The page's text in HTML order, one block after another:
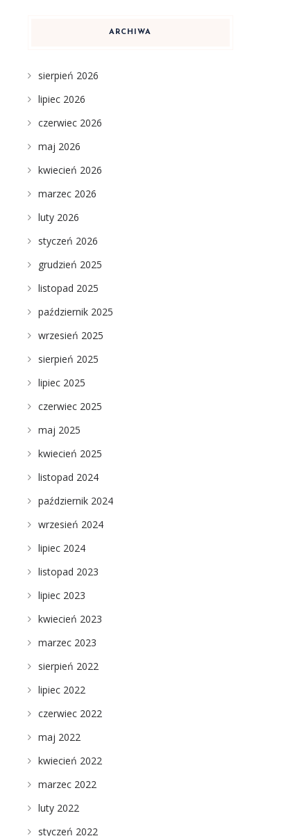
ARCHIWA
sierpień 2026
lipiec 2026
czerwiec 2026
maj 2026
kwiecień 2026
marzec 2026
luty 2026
styczeń 2026
grudzień 2025
listopad 2025
październik 2025
wrzesień 2025
sierpień 2025
lipiec 2025
czerwiec 2025
maj 2025
kwiecień 2025
listopad 2024
październik 2024
wrzesień 2024
lipiec 2024
listopad 2023
lipiec 2023
kwiecień 2023
marzec 2023
sierpień 2022
lipiec 2022
czerwiec 2022
maj 2022
kwiecień 2022
marzec 2022
luty 2022
styczeń 2022